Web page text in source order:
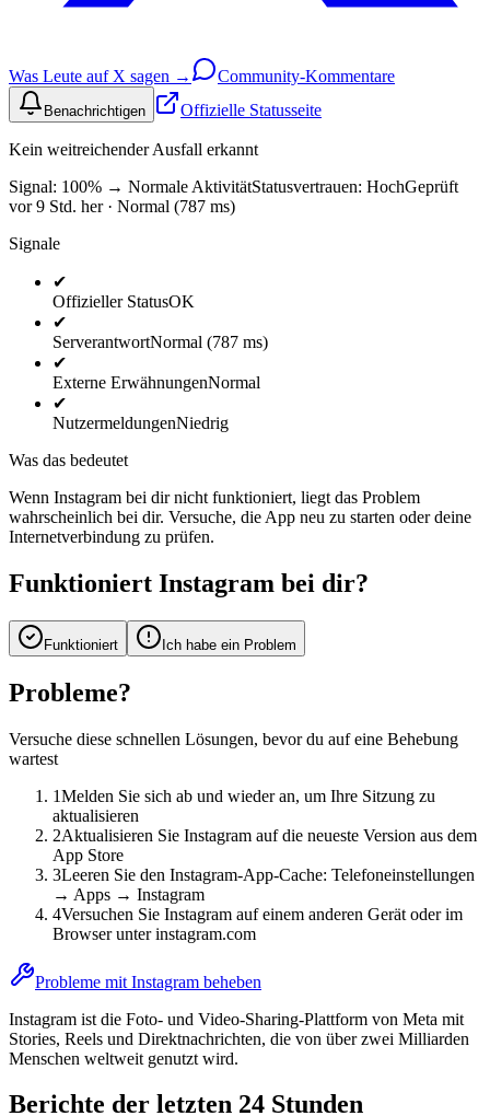
Was Leute auf X sagen → Community-Kommentare
Benachrichtigen Offizielle Statusseite
Kein weitreichender Ausfall erkannt
Signal: 100% → Normale AktivitätStatusvertrauen: HochGeprüft
vor 9 Std. her · Normal (787 ms)
Signale
✔
Offizieller StatusOK
✔
ServerantwortNormal (787 ms)
✔
Externe ErwähnungenNormal
✔
NutzermeldungenNiedrig
Was das bedeutet
Wenn Instagram bei dir nicht funktioniert, liegt das Problem
wahrscheinlich bei dir. Versuche, die App neu zu starten oder deine
Internetverbindung zu prüfen.
Funktioniert Instagram bei dir?
Funktioniert Ich habe ein Problem
Probleme?
Versuche diese schnellen Lösungen, bevor du auf eine Behebung
wartest
1Melden Sie sich ab und wieder an, um Ihre Sitzung zu
aktualisieren
2Aktualisieren Sie Instagram auf die neueste Version aus dem
App Store
3Leeren Sie den Instagram-App-Cache: Telefoneinstellungen
→ Apps → Instagram
4Versuchen Sie Instagram auf einem anderen Gerät oder im
Browser unter instagram.com
Probleme mit Instagram beheben
Instagram ist die Foto- und Video-Sharing-Plattform von Meta mit
Stories, Reels und Direktnachrichten, die von über zwei Milliarden
Menschen weltweit genutzt wird.
Berichte der letzten 24 Stunden